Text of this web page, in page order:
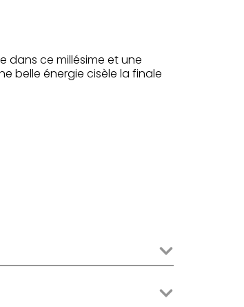
dans ce millésime et une
belle énergie cisèle la finale